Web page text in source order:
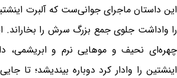
این داستان ماجرای جوانی‌ست که آلبرت
را واداشت جلوی جمع بزرگ سرش را بخاراند.
چهره‌ای نحیف و موهایی نرم و ابریشمی،
اینشتین را وادار کرد دوباره بیندیشد؛ تا